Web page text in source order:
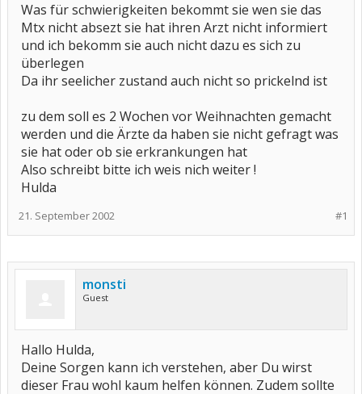
Was für schwierigkeiten bekommt sie wen sie das
Mtx nicht absezt sie hat ihren Arzt nicht informiert
und ich bekomm sie auch nicht dazu es sich zu
überlegen
Da ihr seelicher zustand auch nicht so prickelnd ist
zu dem soll es 2 Wochen vor Weihnachten gemacht
werden und die Ärzte da haben sie nicht gefragt was
sie hat oder ob sie erkrankungen hat
Also schreibt bitte ich weis nich weiter !
Hulda
#1
21. September 2002
monsti
Guest
Hallo Hulda,
Deine Sorgen kann ich verstehen, aber Du wirst
dieser Frau wohl kaum helfen können. Zudem sollte